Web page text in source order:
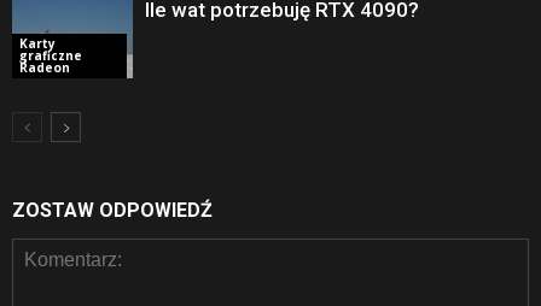
Karty
graficzne
Radeon
Ile wat potrzebuję RTX 4090?
ZOSTAW ODPOWIEDŹ